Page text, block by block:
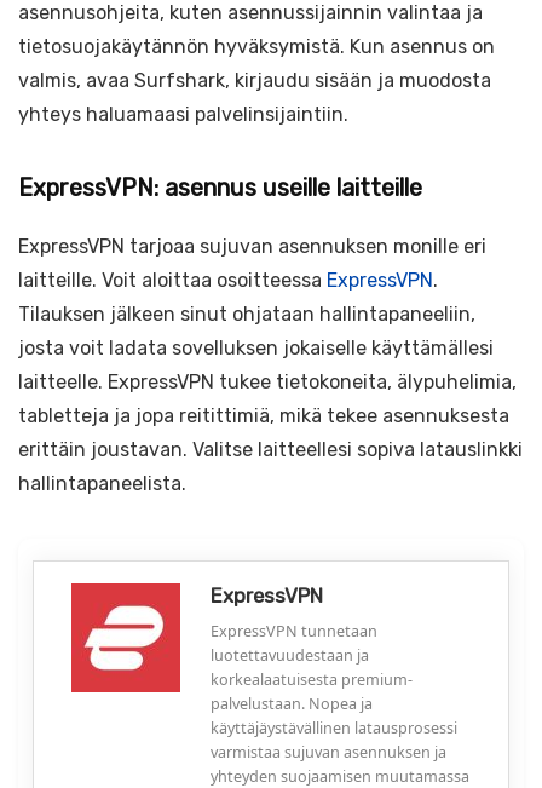
asennusohjeita, kuten asennussijainnin valintaa ja
tietosuojakäytännön hyväksymistä. Kun asennus on
valmis, avaa Surfshark, kirjaudu sisään ja muodosta
yhteys haluamaasi palvelinsijaintiin.
ExpressVPN: asennus useille laitteille
ExpressVPN tarjoaa sujuvan asennuksen monille eri
laitteille. Voit aloittaa osoitteessa ExpressVPN.
Tilauksen jälkeen sinut ohjataan hallintapaneeliin,
josta voit ladata sovelluksen jokaiselle käyttämällesi
laitteelle. ExpressVPN tukee tietokoneita, älypuhelimia,
tabletteja ja jopa reitittimiä, mikä tekee asennuksesta
erittäin joustavan. Valitse laitteellesi sopiva latauslinkki
hallintapaneelista.
ExpressVPN
ExpressVPN tunnetaan
luotettavuudestaan ja
korkealaatuisesta premium-
palvelustaan. Nopea ja
käyttäjäystävällinen latausprosessi
varmistaa sujuvan asennuksen ja
yhteyden suojaamisen muutamassa